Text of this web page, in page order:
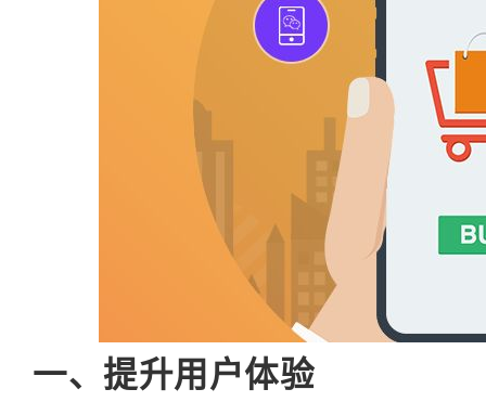
一、提升用户体验